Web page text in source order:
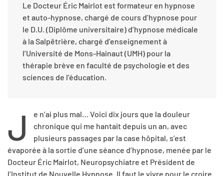
Le Docteur Éric Mairlot est formateur en hypnose
et auto-hypnose, chargé de cours d’hypnose pour
le D.U. (Diplôme universitaire) d’hypnose médicale
à la Salpêtrière, chargé d’enseignement à
l’Université de Mons-Hainaut (UMH) pour la
thérapie brève en faculté de psychologie et des
sciences de l’éducation.
J
e n’ai plus mal… Voici dix jours que la douleur
chronique qui me hantait depuis un an, avec
plusieurs passages par la case hôpital, s’est
évaporée à la sortie d’une séance d’hypnose, menée par le
Docteur Éric Mairlot, Neuropsychiatre et Président de
l’Institut de Nouvelle Hypnose. Il faut le vivre pour le croire.